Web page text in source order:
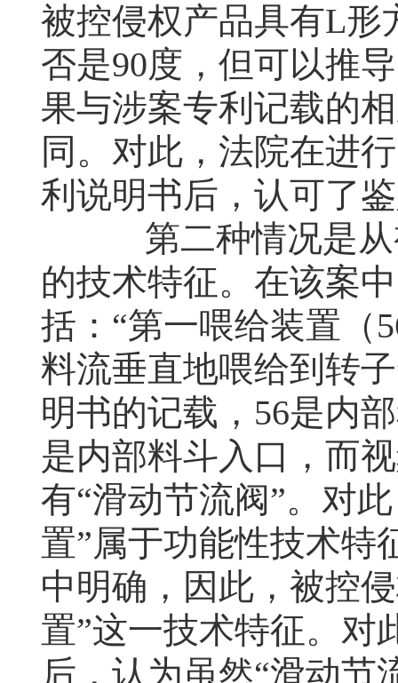
被控侵权产品具有L形
否是90度，但可以推
果与涉案专利记载的
同。对此，法院在进
利说明书后，认可了
第二种情况是从
的技术特征。在该案
括：“第一喂给装置（
料流垂直地喂给到转
明书的记载， 56是内
是内部料斗入口，而
有“滑动节流阀”。对
置”属于功能性技术特
中明确，因此，被控
置”这一技术特征。对
后，认为虽然“滑动节